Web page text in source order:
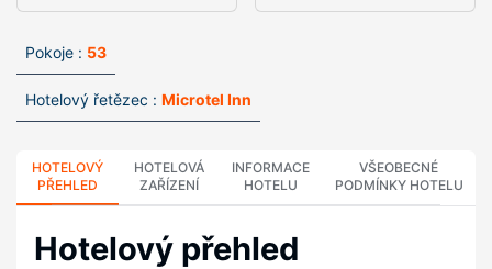
Pokoje : 53
Hotelový řetězec : Microtel Inn
HOTELOVÝ
PŘEHLED
HOTELOVÁ
ZAŘÍZENÍ
INFORMACE
HOTELU
VŠEOBECNÉ
PODMÍNKY HOTELU
Hotelový přehled